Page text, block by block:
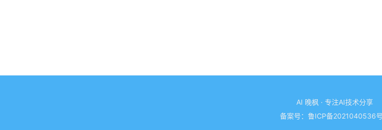
AI 晚枫 · 专注AI技术分享
备案号： 鲁ICP备2021040536